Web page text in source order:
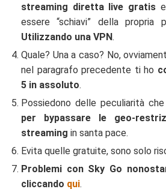
streaming diretta live gratis
essere “schiavi” della propria
Utilizzando una VPN.
Quale? Una a caso? No,
nel paragrafo precedente ti ho
5 in assoluto.
Possiedono delle peculiarità
per bypassare le geo-
streaming in santa pace.
Evita quelle gratuite, sono solo
Problemi con Sky Go
cliccando qui.